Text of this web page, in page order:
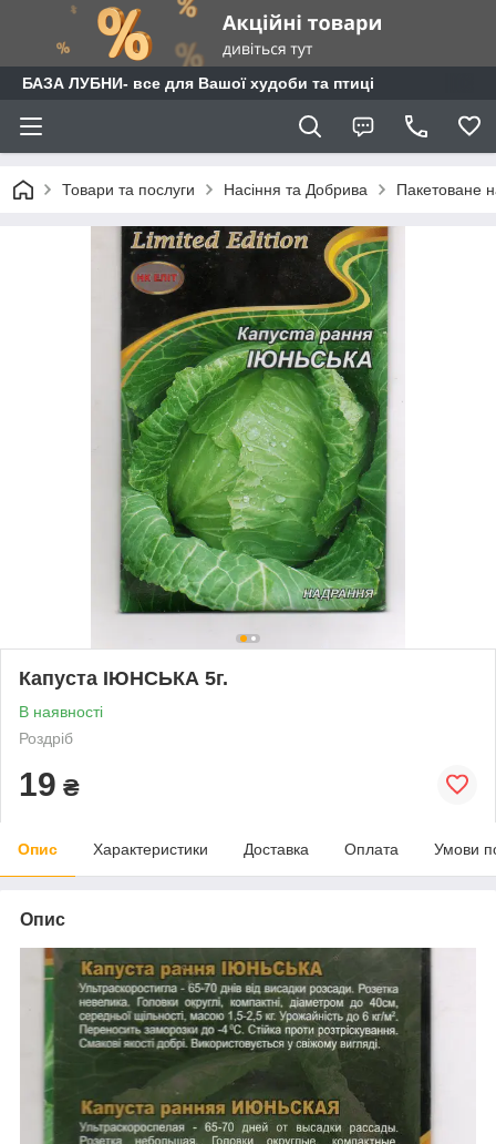
БАЗА ЛУБНИ- все для Вашої худоби та птиці
Товари та послуги Насіння та Добрива Пакетоване
Капуста ІЮНСЬКА 5г.
В наявності
Роздріб
19 ₴
Опис Характеристики Доставка Оплата Умови
Опис